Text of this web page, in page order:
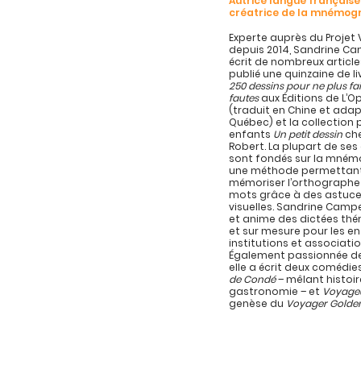
créatrice de la
Experte auprès du Projet
depuis 2014, Sandrine
écrit de nombreux
publié une quinzaine de
250 dessins pour ne plus
fautesaux Éditions de
(traduit en Chine et
Québec) et la collection
enfants Un petit dessin
Robert. La plupart de
sont fondés sur la
une méthode
mémoriser
mots grâce à des
visuelles. Sandrine
et anime des dictées
et sur mesure pour les
institutions et
Également passionnée
elle a écrit deux
de Condé– mêlant
gastronomie – et
genèse du Voyager